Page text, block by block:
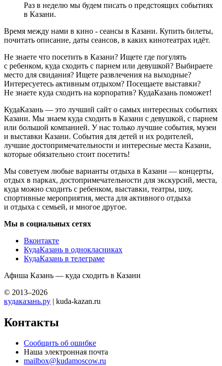
Раз в неделю мы будем писать о предстоящих событиях
в Казани.
Время между нами в кино - сеансы в Казани. Купить билеты,
почитать описание, даты сеансов, в каких кинотеатрах идёт.
Не знаете что посетить в Казани? Ищете где погулять
с ребенком, куда сходить с парнем или девушкой? Выбираете
место для свидания? Ищете развлечения на выходные?
Интересуетесь активным отдыхом? Посещаете выставки?
Не знаете куда сходить на корпоратив? КудаКазань поможет!
КудаКазань — это лучший сайт о самых интересных событиях
Казани. Мы знаем куда сходить в Казани с девушкой, с парнем
или большой компанией. У нас только лучшие события, музеи
и выставки Казани. События для детей и их родителей,
лучшие достопримечательности и интересные места Казани,
которые обязательно стоит посетить!
Мы советуем любые варианты отдыха в Казани — концерты,
отдых в парках, достопримечательности для экскурсий, места,
куда можно сходить с ребенком, выставки, театры, шоу,
спортивные мероприятия, места для активного отдыха
и отдыха с семьей, и многое другое.
Мы в социальных сетях
Вконтакте
КудаКазань в однокласниках
КудаКазань в телеграме
Афиша Казань — куда сходить в Казани
© 2013–2026
кудаказань.ру | kuda-kazan.ru
Контакты
Сообщить об ошибке
Наша электронная почта
mailbox@kudamoscow.ru